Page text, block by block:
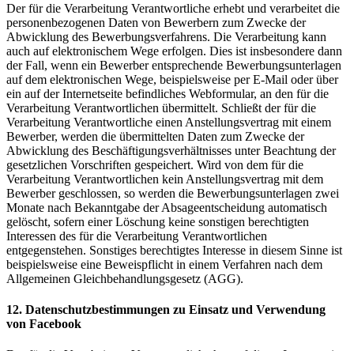
Der für die Verarbeitung Verantwortliche erhebt und verarbeitet die
personenbezogenen Daten von Bewerbern zum Zwecke der
Abwicklung des Bewerbungsverfahrens. Die Verarbeitung kann
auch auf elektronischem Wege erfolgen. Dies ist insbesondere dann
der Fall, wenn ein Bewerber entsprechende Bewerbungsunterlagen
auf dem elektronischen Wege, beispielsweise per E-Mail oder über
ein auf der Internetseite befindliches Webformular, an den für die
Verarbeitung Verantwortlichen übermittelt. Schließt der für die
Verarbeitung Verantwortliche einen Anstellungsvertrag mit einem
Bewerber, werden die übermittelten Daten zum Zwecke der
Abwicklung des Beschäftigungsverhältnisses unter Beachtung der
gesetzlichen Vorschriften gespeichert. Wird von dem für die
Verarbeitung Verantwortlichen kein Anstellungsvertrag mit dem
Bewerber geschlossen, so werden die Bewerbungsunterlagen zwei
Monate nach Bekanntgabe der Absageentscheidung automatisch
gelöscht, sofern einer Löschung keine sonstigen berechtigten
Interessen des für die Verarbeitung Verantwortlichen
entgegenstehen. Sonstiges berechtigtes Interesse in diesem Sinne ist
beispielsweise eine Beweispflicht in einem Verfahren nach dem
Allgemeinen Gleichbehandlungsgesetz (AGG).
12. Datenschutzbestimmungen zu Einsatz und Verwendung
von Facebook